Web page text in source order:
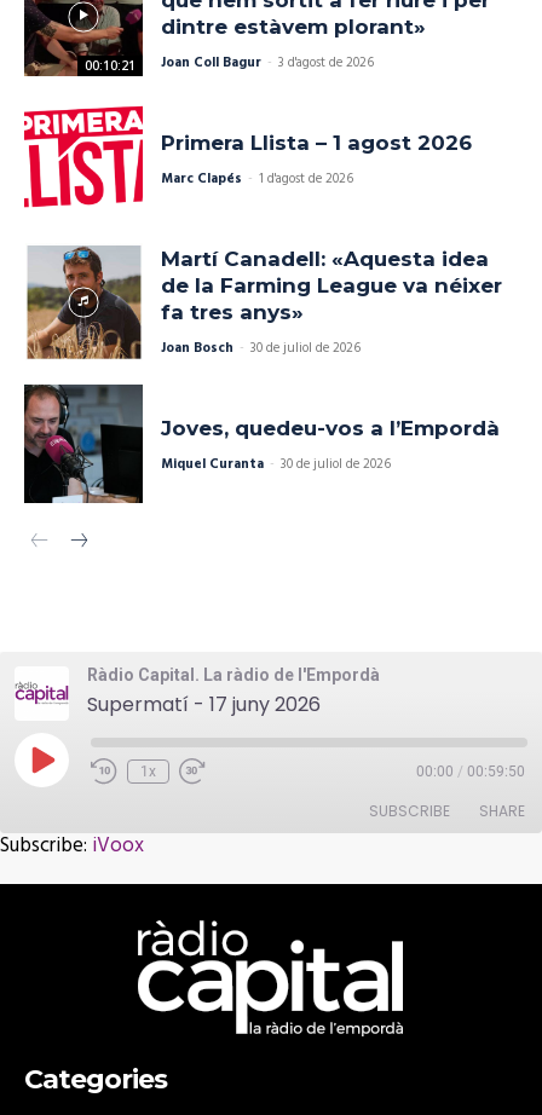
00:10:21
dintre estàvem plorant»
Joan Coll Bagur - 3 d'agost de 2026
Primera Llista – 1 agost 2026
Marc Clapés - 1 d'agost de 2026
Martí Canadell: «Aquesta idea
de la Farming League va néixer
fa tres anys»
Joan Bosch - 30 de juliol de 2026
Joves, quedeu-vos a l’Empordà
Miquel Curanta - 30 de juliol de 2026
Ràdio Capital. La ràdio de l'Empordà
Supermatí - 17 juny 2026
Play
Episode
1x 00:00 / 00:59:50
SUBSCRIBE SHARE
iVoox
SHARE
EMBED
Subscribe: iVoox
Categories